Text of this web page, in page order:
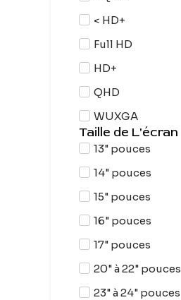
< HD+
Full HD
HD+
QHD
WUXGA
Taille de L'écran
13" pouces
14" pouces
15" pouces
16" pouces
17" pouces
20" à 22" pouces
23" à 24" pouces